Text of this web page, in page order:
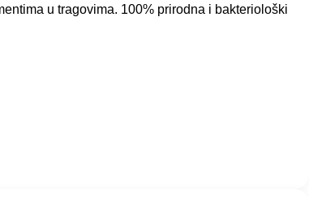
u tragovima. 100% prirodna i bakteriološki